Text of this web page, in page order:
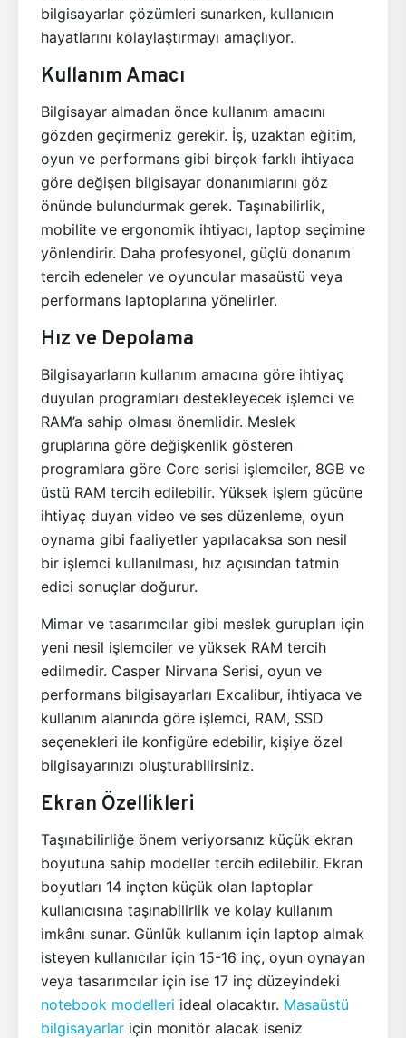
bilgisayarlar çözümleri sunarken, kullanıcın
hayatlarını kolaylaştırmayı amaçlıyor.
Kullanım Amacı
Bilgisayar almadan önce kullanım amacını
gözden geçirmeniz gerekir. İş, uzaktan eğitim,
oyun ve performans gibi birçok farklı ihtiyaca
göre değişen bilgisayar donanımlarını göz
önünde bulundurmak gerek. Taşınabilirlik,
mobilite ve ergonomik ihtiyacı, laptop seçimine
yönlendirir. Daha profesyonel, güçlü donanım
tercih edeneler ve oyuncular masaüstü veya
performans laptoplarına yönelirler.
Hız ve Depolama
Bilgisayarların kullanım amacına göre ihtiyaç
duyulan programları destekleyecek işlemci ve
RAM’a sahip olması önemlidir. Meslek
gruplarına göre değişkenlik gösteren
programlara göre Core serisi işlemciler, 8GB ve
üstü RAM tercih edilebilir. Yüksek işlem gücüne
ihtiyaç duyan video ve ses düzenleme, oyun
oynama gibi faaliyetler yapılacaksa son nesil
bir işlemci kullanılması, hız açısından tatmin
edici sonuçlar doğurur.
Mimar ve tasarımcılar gibi meslek gurupları için
yeni nesil işlemciler ve yüksek RAM tercih
edilmedir. Casper Nirvana Serisi, oyun ve
performans bilgisayarları Excalibur, ihtiyaca ve
kullanım alanında göre işlemci, RAM, SSD
seçenekleri ile konfigüre edebilir, kişiye özel
bilgisayarınızı oluşturabilirsiniz.
Ekran Özellikleri
Taşınabilirliğe önem veriyorsanız küçük ekran
boyutuna sahip modeller tercih edilebilir. Ekran
boyutları 14 inçten küçük olan laptoplar
kullanıcısına taşınabilirlik ve kolay kullanım
imkânı sunar. Günlük kullanım için laptop almak
isteyen kullanıcılar için 15-16 inç, oyun oynayan
veya tasarımcılar için ise 17 inç düzeyindeki
notebook modelleri ideal olacaktır. Masaüstü
bilgisayarlar için monitör alacak iseniz